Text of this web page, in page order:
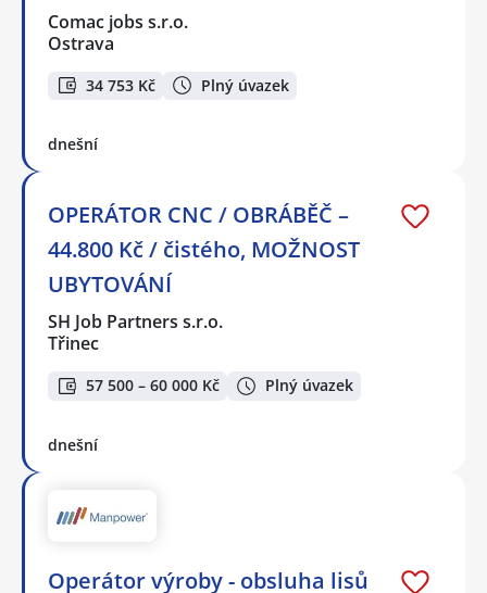
Comac jobs s.r.o.
Ostrava
34 753 Kč Plný úvazek
dnešní
OPERÁTOR CNC / OBRÁBĚČ –
44.800 Kč / čistého, MOŽNOST
UBYTOVÁNÍ
SH Job Partners s.r.o.
Třinec
57 500 – 60 000 Kč Plný úvazek
dnešní
Operátor výroby - obsluha lisů